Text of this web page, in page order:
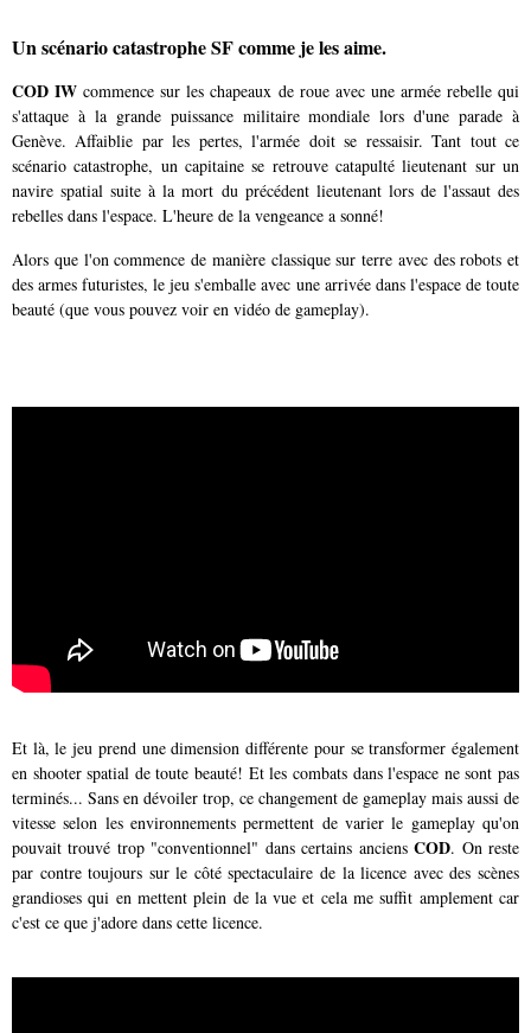
Un scénario catastrophe SF comme je les aime.
COD IW commence sur les chapeaux de roue avec une armée rebelle qui
s'attaque à la grande puissance militaire mondiale lors d'une parade à
Genève. Affaiblie par les pertes, l'armée doit se ressaisir. Tant tout ce
scénario catastrophe, un capitaine se retrouve catapulté lieutenant sur un
navire spatial suite à la mort du précédent lieutenant lors de l'assaut des
rebelles dans l'espace. L'heure de la vengeance a sonné!
Alors que l'on commence de manière classique sur terre avec des robots et
des armes futuristes, le jeu s'emballe avec une arrivée dans l'espace de toute
beauté (que vous pouvez voir en vidéo de gameplay).
Et là, le jeu prend une dimension différente pour se transformer également
en shooter spatial de toute beauté! Et les combats dans l'espace ne sont pas
terminés... Sans en dévoiler trop, ce changement de gameplay mais aussi de
vitesse selon les environnements permettent de varier le gameplay qu'on
pouvait trouvé trop "conventionnel" dans certains anciensCOD. On reste
par contre toujours sur le côté spectaculaire de la licence avec des scènes
grandioses qui en mettent plein de la vue et cela me suffit amplement car
c'est ce que j'adore dans cette licence.